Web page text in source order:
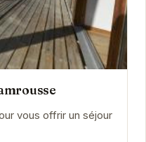
vous offrir un séjour